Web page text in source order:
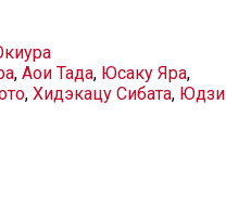
, Аои Тада, Юсаку Яра,
, Хидэкацу Сибата, Юдзи